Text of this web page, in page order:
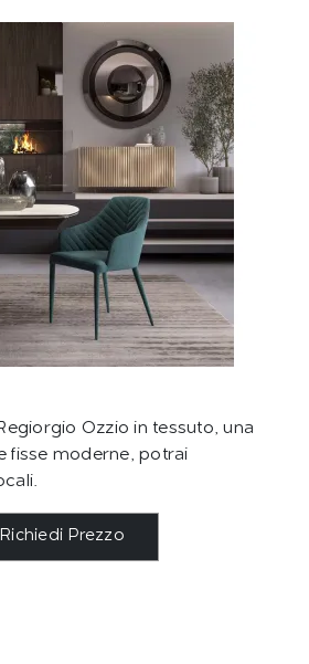
Ozzio in tessuto, una
fisse moderne, potrai
Richiedi Prezzo